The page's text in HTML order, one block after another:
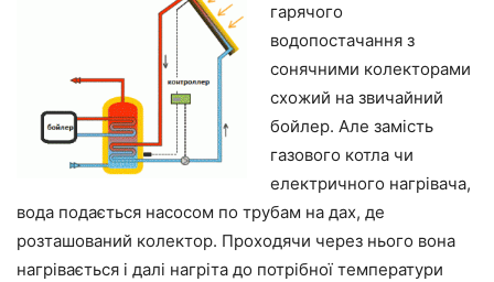
гарячого
водопостачання з
сонячними колекторами
схожий на звичайний
бойлер. Але замість
газового котла чи
електричного нагрівача,
вода подається насосом по трубам на дах, де
розташований колектор. Проходячи через нього вона
нагрівається і далі нагріта до потрібної температури